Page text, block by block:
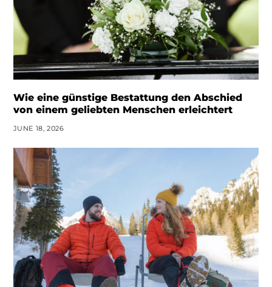
Wie eine günstige Bestattung den Abschied
von einem geliebten Menschen erleichtert
JUNE 18, 2026